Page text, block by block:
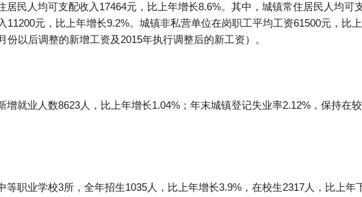
居民人均可支配收入17464元，比上年增长8.6%。其中，城镇常住居民人均可
11200元，比上年增长9.2%。城镇非私营单位在岗职工平均工资61500元，比
以后调整的新增工资及2015年执行调整后的新工资）。
增就业人数8623人，比上年增长1.04%；年末城镇登记失业率2.12%，保持在
职业学校3所，全年招生1035人，比上年增长3.9%，在校生2317人，比上年